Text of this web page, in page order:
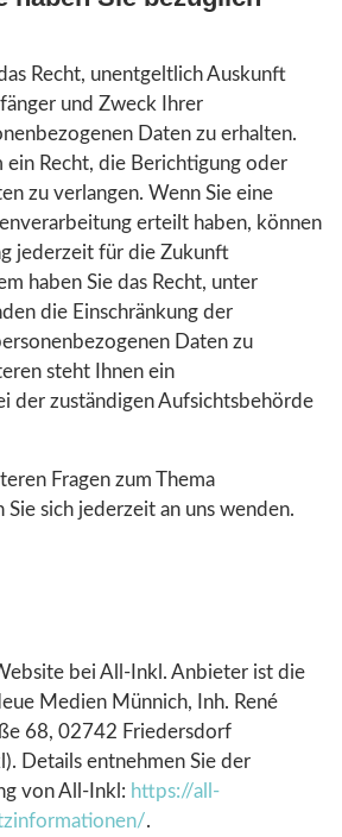
Recht, unentgeltlich Auskunft
und Zweck Ihrer
Daten zu erhalten.
ein Recht, die Berichtigung oder
zu verlangen. Wenn Sie eine
erteilt haben, können
jederzeit für die Zukunft
haben Sie das Recht, unter
die Einschränkung der
Daten zu
steht Ihnen ein
der zuständigen Aufsichtsbehörde
Fragen zum Thema
Sie sich jederzeit an uns wenden.
bei All-Inkl. Anbieter ist die
Medien Münnich, Inh. René
68, 02742 Friedersdorf
Details entnehmen Sie der
von All-Inkl: https://all-
.